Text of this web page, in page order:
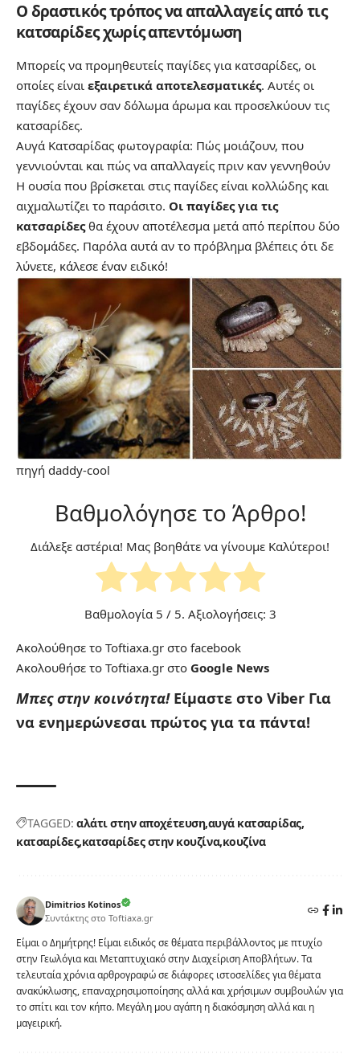
Ο δραστικός τρόπος να απαλλαγείς από τις
κατσαρίδες χωρίς απεντόμωση
Μπορείς να προμηθευτείς παγίδες για κατσαρίδες, οι
οποίες είναι εξαιρετικά αποτελεσματικές. Αυτές οι
παγίδες έχουν σαν δόλωμα άρωμα και προσελκύουν τις
κατσαρίδες.
Αυγά Κατσαρίδας φωτογραφία: Πώς μοιάζουν, που
γεννιούνται και πώς να απαλλαγείς πριν καν γεννηθούν
Η ουσία που βρίσκεται στις παγίδες είναι κολλώδης και
αιχμαλωτίζει το παράσιτο. Οι παγίδες για τις
κατσαρίδεςθα έχουν αποτέλεσμα μετά από περίπου δύο
εβδομάδες. Παρόλα αυτά αν το πρόβλημα βλέπεις ότι δε
λύνετε, κάλεσε έναν ειδικό!
πηγή daddy-cool
Βαθμολόγησε το Άρθρο!
Διάλεξε αστέρια! Μας βοηθάτε να γίνουμε Καλύτεροι!
Βαθμολογία 5 / 5. Αξιολογήσεις: 3
Ακολούθησε το Toftiaxa.gr στο facebook
Ακολουθήσε το Toftiaxa.gr στο Google News
Μπες στην κοινότητα! Είμαστε στο Viber Για
να ενημερώνεσαι πρώτος για τα πάντα!
TAGGED: αλάτι στην αποχέτευση αυγά κατσαρίδας
κατσαρίδες κατσαρίδες στην κουζίνα κουζίνα
Dimitrios Kotinos
Συντάκτης στο Toftiaxa.gr
Είμαι ο Δημήτρης! Είμαι ειδικός σε θέματα περιβάλλοντος με πτυχίο
στην Γεωλόγια και Μεταπτυχιακό στην Διαχείριση Αποβλήτων. Τα
τελευταία χρόνια αρθρογραφώ σε διάφορες ιστοσελίδες για θέματα
ανακύκλωσης, επαναχρησιμοποίησης αλλά και χρήσιμων συμβουλών για
το σπίτι και τον κήπο. Μεγάλη μου αγάπη η διακόσμηση αλλά και η
μαγειρική.